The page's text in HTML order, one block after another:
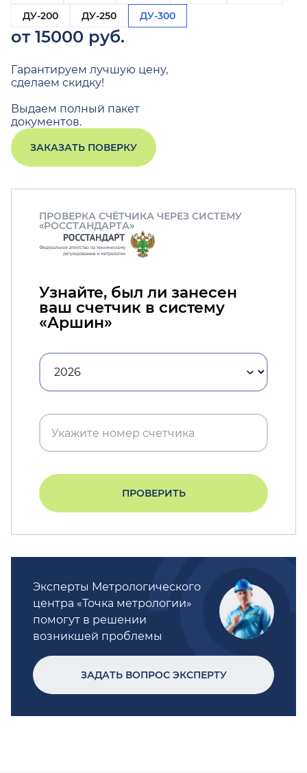
ДУ-200
ДУ-250 ДУ-300
от 15000 руб.
Гарантируем лучшую цену,
сделаем скидку!
Выдаем полный пакет
документов.
ЗАКАЗАТЬ ПОВЕРКУ
ПРОВЕРКА СЧЁТЧИКА ЧЕРЕЗ СИСТЕМУ
«РОССТАНДАРТА»
Узнайте, был ли занесен
ваш счетчик в систему
«Аршин»
ПРОВЕРИТЬ
Эксперты Метрологического
центра «Точка метрологии»
помогут в решении
возникшей проблемы
ЗАДАТЬ ВОПРОС ЭКСПЕРТУ